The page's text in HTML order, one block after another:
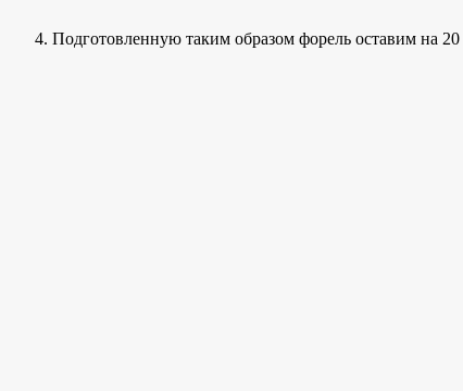
Подготовленную таким образом форель оставим на